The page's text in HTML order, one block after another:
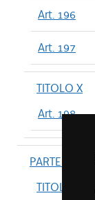
Art. 196
Art. 197
TITOLO X
Art. 198
PARTE IV
TITOLO I